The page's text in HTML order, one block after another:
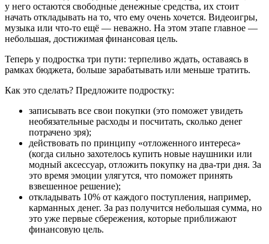
у него остаются свободные денежные средства, их стоит
начать откладывать на то, что ему очень хочется. Видеоигры,
музыка или что-то ещё — неважно. На этом этапе главное —
небольшая, достижимая финансовая цель.
Теперь у подростка три пути: терпеливо ждать, оставаясь в
рамках бюджета, больше зарабатывать или меньше тратить.
Как это сделать? Предложите подростку:
записывать все свои покупки (это поможет увидеть
необязательные расходы и посчитать, сколько денег
потрачено зря);
действовать по принципу «отложенного интереса»
(когда сильно захотелось купить новые наушники или
модный аксессуар, отложить покупку на два-три дня. За
это время эмоции улягутся, что поможет принять
взвешенное решение);
откладывать 10% от каждого поступления, например,
карманных денег. За раз получится небольшая сумма, но
это уже первые сбережения, которые приближают
финансовую цель.